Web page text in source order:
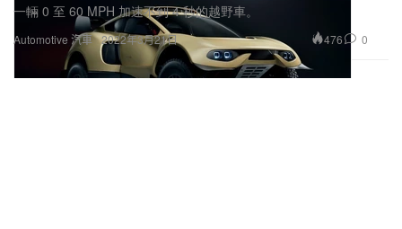
Automotive 汽車
一輛 0 至 60 MPH 加速不到 4 秒的越野車。
2022年3月21日 476 0